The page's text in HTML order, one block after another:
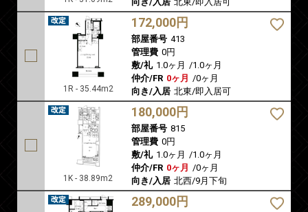
1R - 35.44m2
172,000円
部屋番号 413
管理費 0円
敷/礼 1.0ヶ月 /1.0ヶ月
仲介/FR 0ヶ月 /0ヶ月
向き/入居 北東/即入居可
1K - 38.89m2
180,000円
部屋番号 815
管理費 0円
敷/礼 1.0ヶ月 /1.0ヶ月
仲介/FR 0ヶ月 /0ヶ月
向き/入居 北西/9月下旬
289,000円